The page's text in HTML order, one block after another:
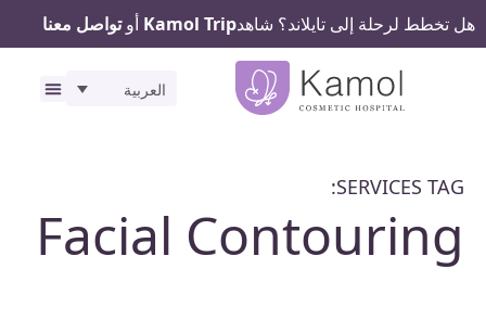
هل تخطط لرحلة إلى تايلاند؟ شاهدKamol Trip أوتواصل معنا
العربية
SERVICES TAG:
Facial Contouring